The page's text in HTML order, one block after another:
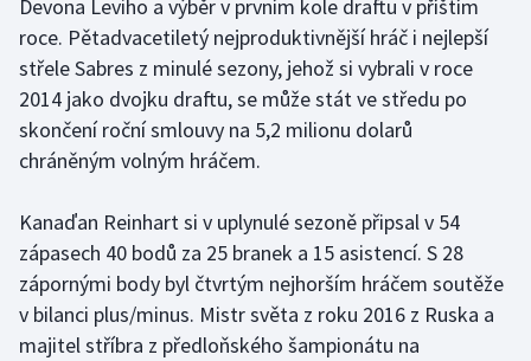
Stolní tenis
Triatlon
Veslování
Volejbal
Ostatní
Devona Leviho a výběr v prvním kole draftu v příštím
roce. Pětadvacetiletý nejproduktivnější hráč i nejlepší
střele Sabres z minulé sezony, jehož si vybrali v roce
2014 jako dvojku draftu, se může stát ve středu po
skončení roční smlouvy na 5,2 milionu dolarů
chráněným volným hráčem.
Kanaďan Reinhart si v uplynulé sezoně připsal v 54
zápasech 40 bodů za 25 branek a 15 asistencí. S 28
zápornými body byl čtvrtým nejhorším hráčem soutěže
v bilanci plus/minus. Mistr světa z roku 2016 z Ruska a
majitel stříbra z předloňského šampionátu na